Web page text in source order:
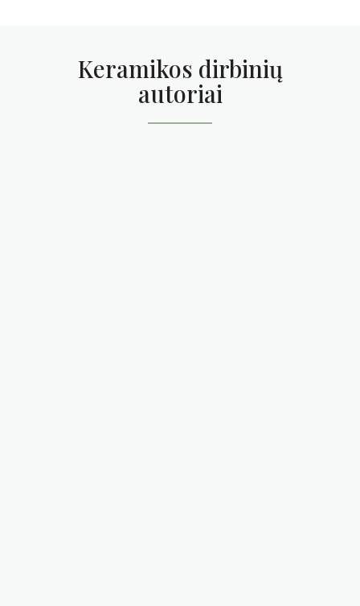
Keramikos dirbinių
autoriai